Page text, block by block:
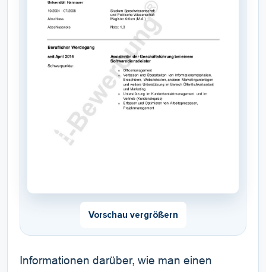
Vorschau vergrößern
Informationen darüber, wie man einen